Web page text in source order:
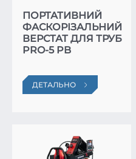
ПОРТАТИВНИЙ
ФАСКОРІЗАЛЬНИЙ
ВЕРСТАТ ДЛЯ ТРУБ
PRO-5 PB
ДЕТАЛЬНО